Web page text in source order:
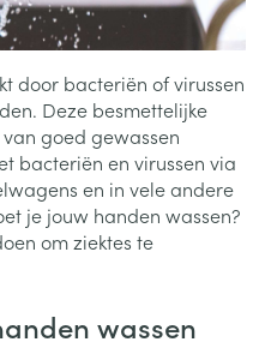
door bacteriën of virussen
Deze besmettelijke
goed gewassen
bacteriën en virussen via
en in vele andere
je jouw handen wassen?
om ziektes te
wassen